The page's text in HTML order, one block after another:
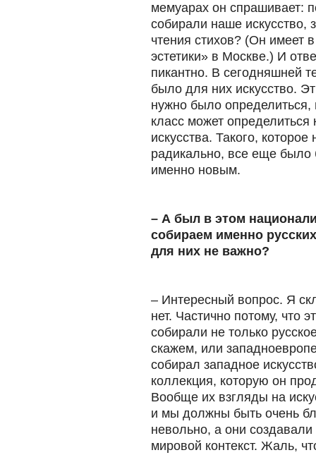
мемуарах он спрашивает:
собирали наше искусство,
чтения стихов? (Он имеет
эстетики» в Москве.) И
пикантно. В сегодняшней
было для них искусство.
нужно было
класс может определиться
искусства. Такого,
радикально, все еще
именно новым.
– А был в этом
собираем именно
для них не важно?
– Интересный вопрос. Я
нет. Частично потому,
собирали не только
скажем, или
собирал западное
коллекция, которую он
Вообще их взгляды на
и мы должны быть очень
невольно, а они
мировой контекст. Жаль,